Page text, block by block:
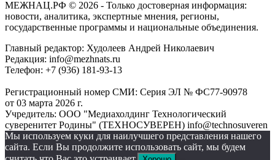
МЕЖНАЦ.РФ © 2026 - Только достоверная информация:
новости, аналитика, экспертные мнения, регионы,
государственные программы и национальные объединения.
Главный редактор: Худолеев Андрей Николаевич
Редакция: info@mezhnats.ru
Телефон: +7 (936) 181-93-13
Регистрационный номер СМИ: Серия ЭЛ № ФС77-90978
от 03 марта 2026 г.
Учредитель: ООО "Медиахолдинг Технологический
суверенитет Родины" (ТЕХНОСУВЕРЕН) info@technosuveren
Мы используем куки для наилучшего представления нашего
сайта. Если Вы продолжите использовать сайт, мы будем